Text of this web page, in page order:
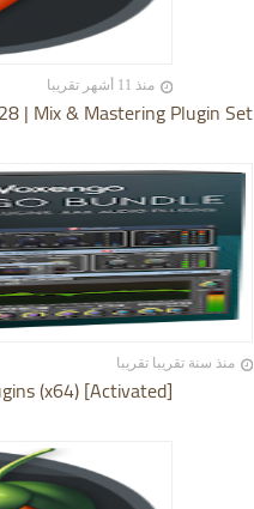
منذ 11 أشهر تقريبا
| Mix & Mastering Plugin Set
منذ سنة تقريبا تقريبا
(x64) [Activated]